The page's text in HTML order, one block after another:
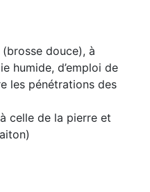
douce), à
humide, d’emploi de
les pénétrations des
celle de la pierre et